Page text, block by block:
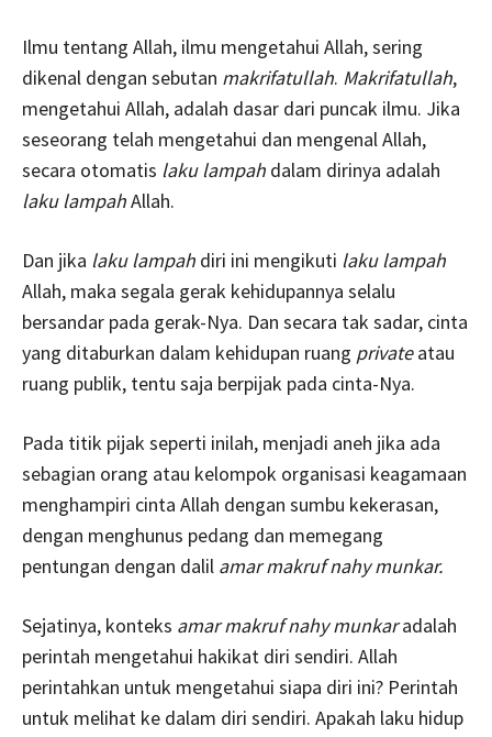
Ilmu tentang Allah, ilmu mengetahui Allah, sering
dikenal dengan sebutan makrifatullah. Makrifatullah,
mengetahui Allah, adalah dasar dari puncak ilmu. Jika
seseorang telah mengetahui dan mengenal Allah,
secara otomatis laku lampah dalam dirinya adalah
laku lampahAllah.
Dan jika laku lampah diri ini mengikuti laku lampah
Allah, maka segala gerak kehidupannya selalu
bersandar pada gerak-Nya. Dan secara tak sadar, cinta
yang ditaburkan dalam kehidupan ruang privateatau
ruang publik, tentu saja berpijak pada cinta-Nya.
Pada titik pijak seperti inilah, menjadi aneh jika ada
sebagian orang atau kelompok organisasi keagamaan
menghampiri cinta Allah dengan sumbu kekerasan,
dengan menghunus pedang dan memegang
pentungan dengan dalil amar makruf nahy munkar.
Sejatinya, konteks amar makruf nahy munkaradalah
perintah mengetahui hakikat diri sendiri. Allah
perintahkan untuk mengetahui siapa diri ini? Perintah
untuk melihat ke dalam diri sendiri. Apakah laku hidup